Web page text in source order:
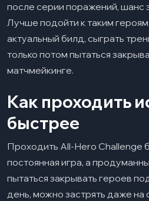
после серии поражений, шанс
Лучше подойти к таким
актуальный билд, сыграть
только потом пытаться
матчмейкинге.
Как проходить
быстрее
Проходить All-Hero Challenge
постоянная игра, а
пытаться закрывать героев
день, можно застрять даже на